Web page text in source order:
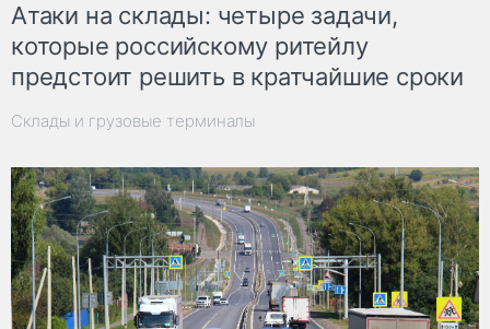
Атаки на склады: четыре задачи,
которые российскому ритейлу
предстоит решить в кратчайшие сроки
Склады и грузовые терминалы